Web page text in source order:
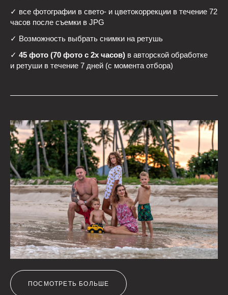
✓ все фотографии в свето- и цветокоррекции в течение 72
часов после съемки в JPG
✓ Возможность выбрать снимки на ретушь
✓ 45 фото (70 фото с 2х часов) в авторской обработке
и ретуши в течение 7 дней (с момента отбора)
ПОСМОТРЕТЬ БОЛЬШЕ